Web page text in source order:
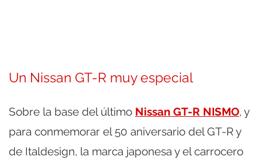
Un Nissan GT-R muy especial
Sobre la base del último Nissan GT-R NISMO, y
para conmemorar el 50 aniversario del GT-R y
de Italdesign, la marca japonesa y el carrocero